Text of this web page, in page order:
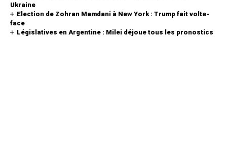
Ukraine
Election de Zohran Mamdani à New York : Trump fait volte-
face
Législatives en Argentine : Milei déjoue tous les pronostics